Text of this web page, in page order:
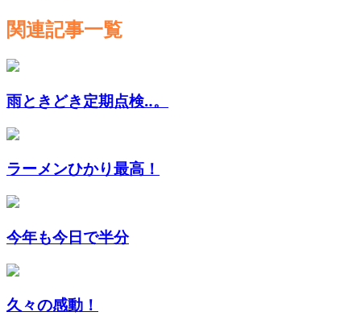
関連記事一覧
雨ときどき定期点検‥。
ラーメンひかり最高！
今年も今日で半分
久々の感動！